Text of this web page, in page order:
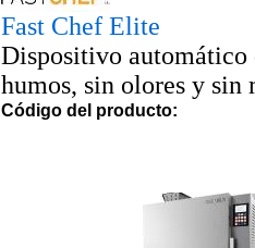
Fast Chef Elite
Dispositivo
humos, sin olores y sin
Código del producto: